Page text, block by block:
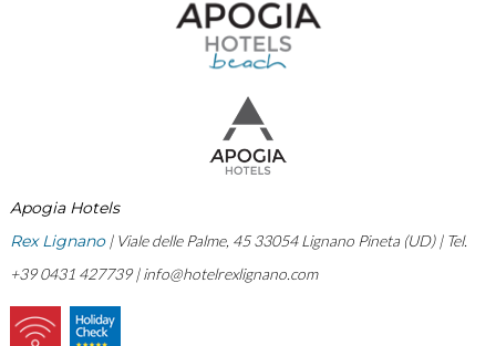
Apogia Hotels
Rex Lignano| Viale delle Palme, 45 33054 Lignano Pineta (UD) | Tel.
+39 0431 427739 |info@hotelrexlignano.com